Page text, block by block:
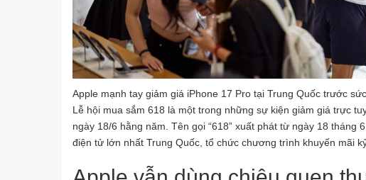
Apple mạnh tay giảm giá iPhone 17 Pro tại Trung Quốc trước
Lễ hội mua sắm 618 là một trong những sự kiện giảm giá trực
ngày 18/6 hằng năm. Tên gọi “618” xuất phát từ ngày 18
điện tử lớn nhất Trung Quốc, tổ chức chương trình khuyến mãi